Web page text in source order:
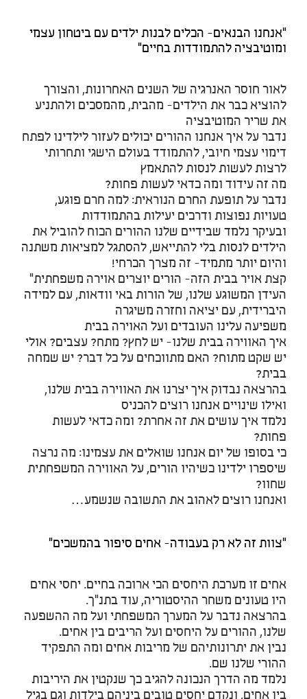
"אנחנו הבנאים- הכלים לבנות ילדים עם ביטחון עצמי
ומוטיבציה להתמודדות בחיים"
לאור חוסר האנרגיה של השנים האחרונות, והצורך
להוציא כבר את הילדים- מהבית, מהמסכים ולהתניע
את שריר המוטיבציה
נדבר על איך אנחנו ההורים יכולים לעזור לילדינו לפתח
דימוי עצמי חיובי, להתמודד בעולם הישגי ותחרותי
לרצות לעשות לנסות להתאמץ
מה זה עידוד ומה כדאי לעשות פחות?
נדבר על תופעת החרם הנוראית: למה חרם פוגע,
טעויות נפוצות ודרכים יעילות בהתמודדות
ובעיקר נלמד שבידיים שלנו ההורים הכוח להוביל את
הילדים לנסות בלי להתייאש, להסתגל למציאות משתנה
והיום יותר מתמיד- זה מצרך הכרחי!
קצת אויר בבית הזה- הורים יוצרים אוירה משפחתית"
העידן המשוגע שלנו, של הורות באי וודאות, עם למידה
היברידית, עם יציאה וחזרה משיגרה
משפיעה עלינו העובדים ועל האוירה בבית
איך האווירה בבית שלנו- יש לחץ? מתח? עצבים? אולי
יש שקט מתוח? האם מתווכחים על כל דבר? יש שמחה
בבית?
בהרצאה נבדוק איך יצרנו את האווירה בבית שלנו,
ואילו שינויים אנחנו רוצים להכניס
נלמד איך עושים את זה אחרת? ומה כדאי לעשות
פחות?
כי בסופו של יום אנחנו שואלים את עצמינו: מה נרצה
שיספרו ילדינו כשיהיו הורים, על האווירה המשפחתית
שחוו?
ואנחנו רוצים לאהוב את התשובה שנשמע…
"צוות זה לא רק בעבודה- אחים סיפור בהמשכים"
אחים זו מערכת היחסים הכי ארוכה בחיים. יחסי אחים
היו טעונים משחר ההיסטוריה, עוד בתנ"ך.
בהרצאה נדבר על המערך המשפחתי ועל מה ההשפעה
שלנו, ההורים על היחסים ועל הריבים בין אחים.
נבין את יתרונותיהם של מריבות אחים ומה התפקיד
ההורי שלנו שם.
נלמד מה הדרך הנכונה להגיב כך שנקטין את היריבות